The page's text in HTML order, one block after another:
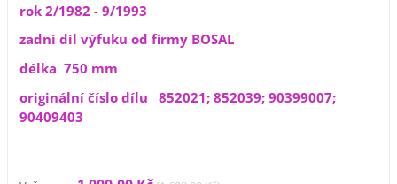
rok 2/1982 - 9/1993
zadní díl výfuku od firmy BOSAL
délka 750 mm
originální číslo dílu 852021; 852039; 90399007;
90409403